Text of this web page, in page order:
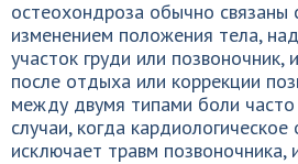
остеохондроза обычно связаны
изменением положения тела,
участок груди или позвоночник,
после отдыха или коррекции
между двумя типами боли
случаи, когда
исключает травм позвоночника,